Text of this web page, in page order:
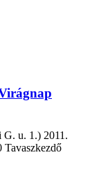
G. u. 1.) 2011.